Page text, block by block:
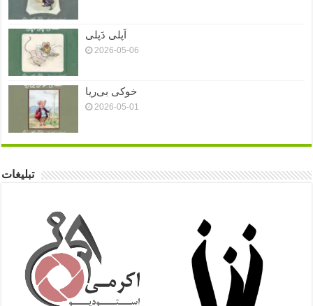
اَپلی دَپلی
2026-05-06
خوکی بی‌ریا
2026-05-01
تبلیغات